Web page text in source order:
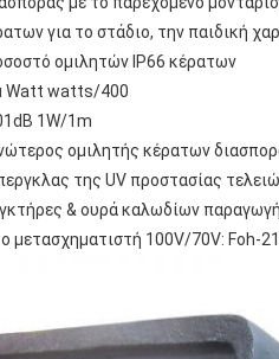
για το στάδιο, την παιδική
ομιλητών IP66 κέρατων
Watt watts/400
1W/1m
ομιλητής κέρατων
της UV προστασίας
& ουρά καλωδίων
μετασχηματιστή 100V/70V: Foh-